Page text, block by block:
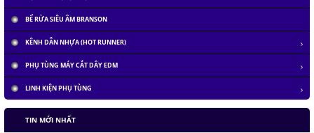
BỂ RỬA SIÊU ÂM BRANSON
KÊNH DẪN NHỰA (HOT RUNNER)
PHỤ TÙNG MÁY CẮT DÂY EDM
LINH KIỆN PHỤ TÙNG
TIN MỚI NHẤT
Pin Mặt Trời có khả năng tái tạo ánh sáng
Hầm đỗ xe tự động dưới lòng đất của Nhật